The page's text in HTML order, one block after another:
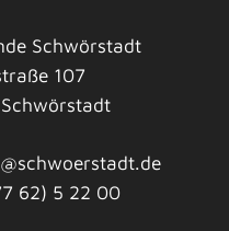
Schwörstadt
107
Schwörstadt
62) 5 22 00